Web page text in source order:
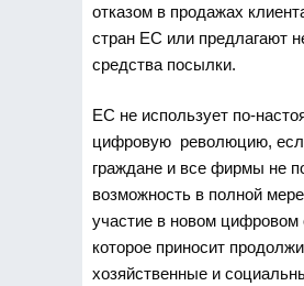
отказом в продажах
стран ЕС или предлагают
средства посылки.
ЕС не использует по-
цифровую революцию,
граждане и все фирмы не
возможность в полной
участие в новом цифровом
которое приносит
хозяйственные и